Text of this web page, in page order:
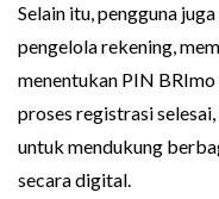
Selain itu, pengguna
pengelola rekening,
menentukan PIN
proses registrasi
untuk mendukung
secara digital.